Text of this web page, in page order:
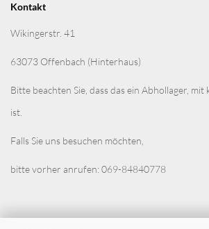
Kontakt
Wikingerstr. 41
63073 Offenbach (Hinterhaus)
Bitte beachten Sie, dass das ein Abhollager,
ist.
Falls Sie uns besuchen möchten,
bitte vorher anrufen: 069-84840778